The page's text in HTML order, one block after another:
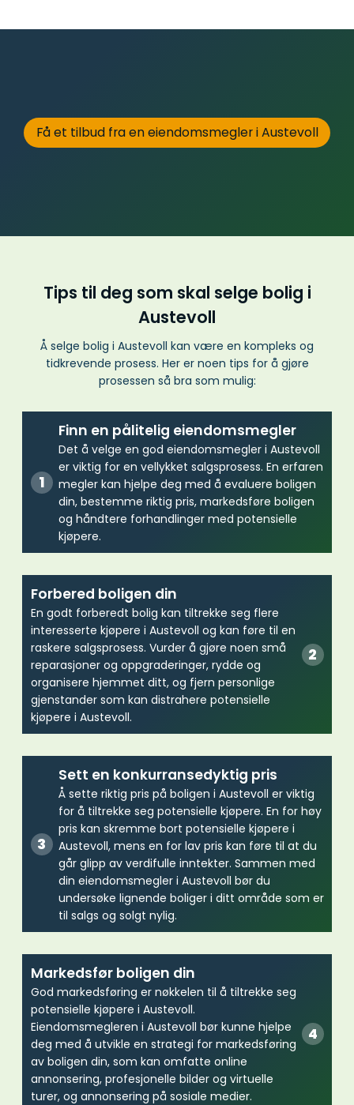
Få et tilbud fra en eiendomsmegler i Austevoll
Tips til deg som skal selge bolig i
Austevoll
Å selge bolig i Austevoll kan være en kompleks og
tidkrevende prosess. Her er noen tips for å gjøre
prosessen så bra som mulig:
Finn en pålitelig eiendomsmegler
Det å velge en god eiendomsmegler i Austevoll
er viktig for en vellykket salgsprosess. En erfaren
megler kan hjelpe deg med å evaluere boligen
din, bestemme riktig pris, markedsføre boligen
og håndtere forhandlinger med potensielle
kjøpere.
Forbered boligen din
En godt forberedt bolig kan tiltrekke seg flere
interesserte kjøpere i Austevoll og kan føre til en
raskere salgsprosess. Vurder å gjøre noen små
reparasjoner og oppgraderinger, rydde og
organisere hjemmet ditt, og fjern personlige
gjenstander som kan distrahere potensielle
kjøpere i Austevoll.
Sett en konkurransedyktig pris
Å sette riktig pris på boligen i Austevoll er viktig
for å tiltrekke seg potensielle kjøpere. En for høy
pris kan skremme bort potensielle kjøpere i
Austevoll, mens en for lav pris kan føre til at du
går glipp av verdifulle inntekter. Sammen med
din eiendomsmegler i Austevoll bør du
undersøke lignende boliger i ditt område som er
til salgs og solgt nylig.
Markedsfør boligen din
God markedsføring er nøkkelen til å tiltrekke seg
potensielle kjøpere i Austevoll.
Eiendomsmegleren i Austevoll bør kunne hjelpe
deg med å utvikle en strategi for markedsføring
av boligen din, som kan omfatte online
annonsering, profesjonelle bilder og virtuelle
turer, og annonsering på sosiale medier.